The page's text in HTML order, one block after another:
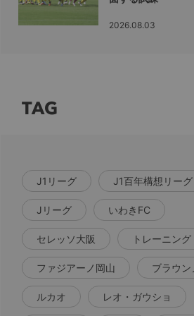
2026.08.03
TAG
J1リーグ J1百年構想リーグ
Jリーグ いわきFC
セレッソ大阪 トレーニング
ファジアーノ岡山 ブラウ
ルカオ レオ・ガウショ